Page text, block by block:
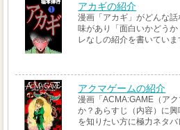
アカギの紹介
漫画「アカギ」がどんな
味があり「面白いかどう
レなしの紹介を書いていま
アクマゲームの紹介
漫画「ACMA:GAME（ア
か？あらすじ（内容）に興
を知りたい方に極力ネタバ